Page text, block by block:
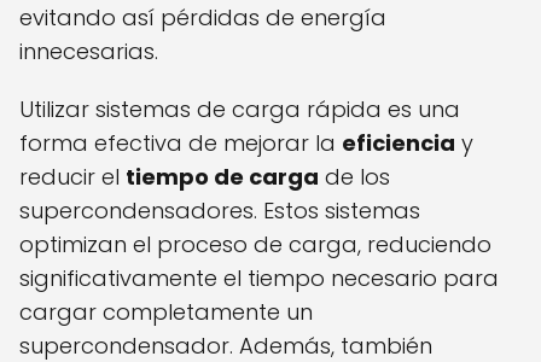
evitando así pérdidas de energía
innecesarias.
Utilizar sistemas de carga rápida es una
forma efectiva de mejorar la eficiencia y
reducir el tiempo de carga de los
supercondensadores. Estos sistemas
optimizan el proceso de carga, reduciendo
significativamente el tiempo necesario para
cargar completamente un
supercondensador. Además, también